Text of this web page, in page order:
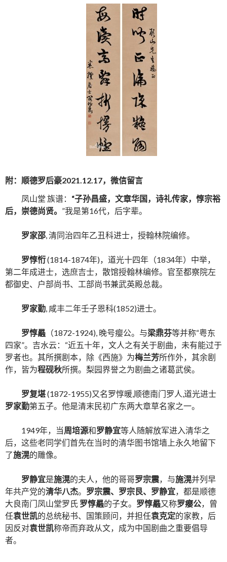
附：顺德罗后豪2021.12.17，微信留言
凤山堂 族谱： “子孙昌盛，文章华国，诗礼传家，惇宗裕
后，崇德尚贤。 ”我是第16代，后字辈。
罗家邵, 清同治四年乙丑科进士，授翰林院编修。
罗惇㤚(1814-1874年)，道光十四年（1834年）中举，
第二年成进士，选庶吉士，散馆授翰林编修。官至都察院左
都御史、户部尚书、工部尚书兼武英殿总裁。
罗家勤, 咸丰二年壬子恩科(1852)进士。
罗惇曧 （1872-1924), 晚号瘿公。与梁鼎芬等并称“粤东
四家”。吉水云：“近五十年，文人之有关于剧曲，未有能过于
罗者也。其所撰剧本，除《西施》为梅兰芳所作外，其余剧
作，皆为程砚秋所撰。梨园界誉之为剧曲之诸葛武侯。
罗复堪(1872-1955)又名罗惇暖,顺德南门罗人,道光进士
罗家勤第五子。他是清末民初广东两大章草名家之一。
1949年，当周培源和罗静宜等人随解放军进入清华之
后，这些老同学们首先在当时的清华图书馆墙上永久地留下
了施滉的雕像。
罗静宜是施滉的夫人，他的哥哥罗宗震，与施滉并列早
年共产党的清华八杰。 罗宗震、罗宗艮、罗静宜，都是顺德
大良南门凤山堂罗氏 罗惇曧的子女。 罗惇曧又称罗瘿公，曾
任袁世凯的总统秘书、国策顾问，并担任袁克定的家教，后
因反对袁世凯称帝而弃政从文，成为中国剧曲之重要倡导
者。